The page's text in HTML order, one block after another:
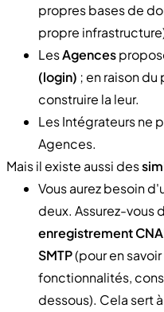
propres bases de
propre
LesAgences
(login) ; en raison
construire la leur.
Les Intégrateurs ne
Agences.
Mais il existe aussi des
Vous aurez besoin
deux. Assurez-vous
enregistrement
SMTP(pour en
fonctionnalités,
dessous). Cela sert